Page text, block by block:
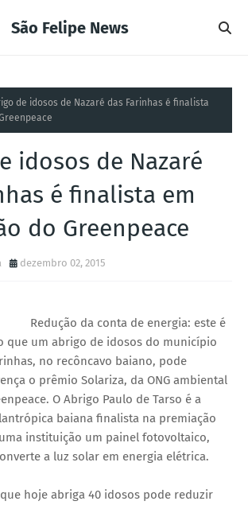
São Felipe News
de idosos de Nazaré das Farinhas é finalista
idosos de Nazaré
é finalista em
do Greenpeace
dezembro 02, 2015
Redução da conta de energia: este é
que um abrigo de idosos do município
no recôncavo baiano, pode
o prêmio Solariza, da ONG ambiental
O Abrigo Paulo de Tarso é a
baiana finalista na premiação
instituição um painel fotovoltaico,
a luz solar em energia elétrica.
hoje abriga 40 idosos pode reduzir